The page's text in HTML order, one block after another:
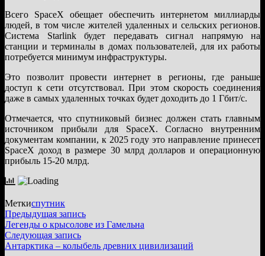
Всего SpaceX обещает обеспечить интернетом миллиарды
людей, в том числе жителей удаленных и сельских регионов.
Система Starlink будет передавать сигнал напрямую на
станции и терминалы в домах пользователей, для их работы
потребуется минимум инфраструктуры.
Это позволит провести интернет в регионы, где раньше
доступ к сети отсутствовал. При этом скорость соединения
даже в самых удаленных точках будет доходить до 1 Гбит/с.
Отмечается, что спутниковый бизнес должен стать главным
источником прибыли для SpaceX. Согласно внутренним
документам компании, к 2025 году это направление принесет
SpaceX доход в размере 30 млрд долларов и операционную
прибыль 15-20 млрд.
Меткиспутник
Навигация
по
записям
Предыдущая записьПредыдущая
запись:
Легенды о крысолове из Гамельна
Следующая записьСледующая
запись:
Антарктика – колыбель древних цивилизаций